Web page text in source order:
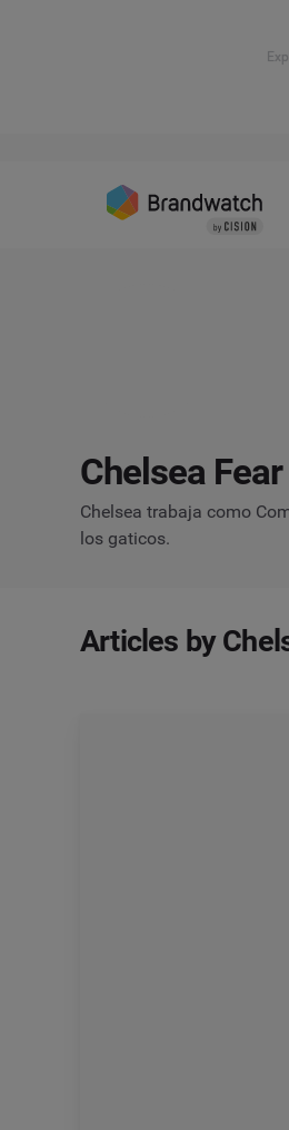
Chelsea Fear
Chelsea trabaja como
los gaticos.
Articles by